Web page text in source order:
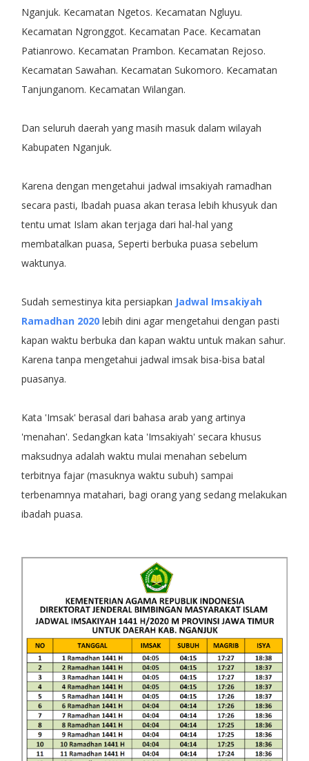
Nganjuk. Kecamatan Ngetos. Kecamatan Ngluyu.
Kecamatan Ngronggot. Kecamatan Pace. Kecamatan
Patianrowo. Kecamatan Prambon. Kecamatan Rejoso.
Kecamatan Sawahan. Kecamatan Sukomoro. Kecamatan
Tanjunganom. Kecamatan Wilangan.
Dan seluruh daerah yang masih masuk dalam wilayah
Kabupaten Nganjuk.
Karena dengan mengetahui jadwal imsakiyah ramadhan
secara pasti, Ibadah puasa akan terasa lebih khusyuk dan
tentu umat Islam akan terjaga dari hal-hal yang
membatalkan puasa, Seperti berbuka puasa sebelum
waktunya.
Sudah semestinya kita persiapkan Jadwal Imsakiyah
Ramadhan 2020lebih dini agar mengetahui dengan pasti
kapan waktu berbuka dan kapan waktu untuk makan sahur.
Karena tanpa mengetahui jadwal imsak bisa-bisa batal
puasanya.
Kata 'Imsak' berasal dari bahasa arab yang artinya
'menahan'. Sedangkan kata 'Imsakiyah' secara khusus
maksudnya adalah waktu mulai menahan sebelum
terbitnya fajar (masuknya waktu subuh) sampai
terbenamnya matahari, bagi orang yang sedang melakukan
ibadah puasa.